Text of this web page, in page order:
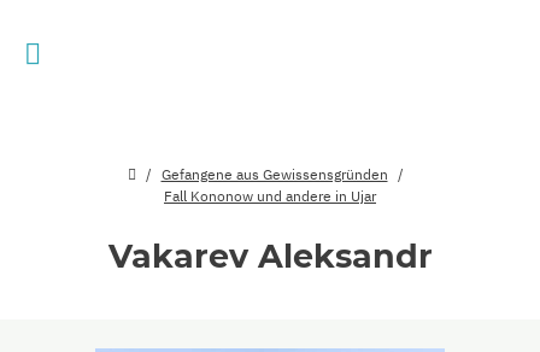
Gefangene aus Gewissensgründen
Fall Kononow und andere in Ujar
Vakarev Aleksandr